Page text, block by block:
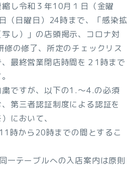
し令和３年10月１日（金曜
（日曜日）24時まで、「感染拡
し）」の店頭掲示、コロナ対
修の修了、所定のチェックリス
最終営業閉店時間を２1時まで
ですが、以下の1.～4.の必須
第三者認証制度による認証を
において、
時から20時までの間とするこ
一テーブルへの入店案内は原則